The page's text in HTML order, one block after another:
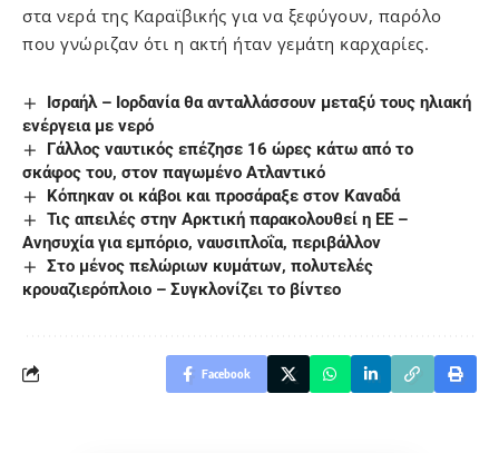
στα νερά της Καραϊβικής για να ξεφύγουν, παρόλο
που γνώριζαν ότι η ακτή ήταν γεμάτη καρχαρίες.
Ισραήλ – Ιορδανία θα ανταλλάσσουν μεταξύ τους ηλιακή
ενέργεια με νερό
Γάλλος ναυτικός επέζησε 16 ώρες κάτω από το
σκάφος του, στον παγωμένο Ατλαντικό
Κόπηκαν οι κάβοι και προσάραξε στον Καναδά
Τις απειλές στην Αρκτική παρακολουθεί η ΕΕ –
Ανησυχία για εμπόριο, ναυσιπλοΐα, περιβάλλον
Στο μένος πελώριων κυμάτων, πολυτελές
κρουαζιερόπλοιο – Συγκλονίζει το βίντεο
Facebook